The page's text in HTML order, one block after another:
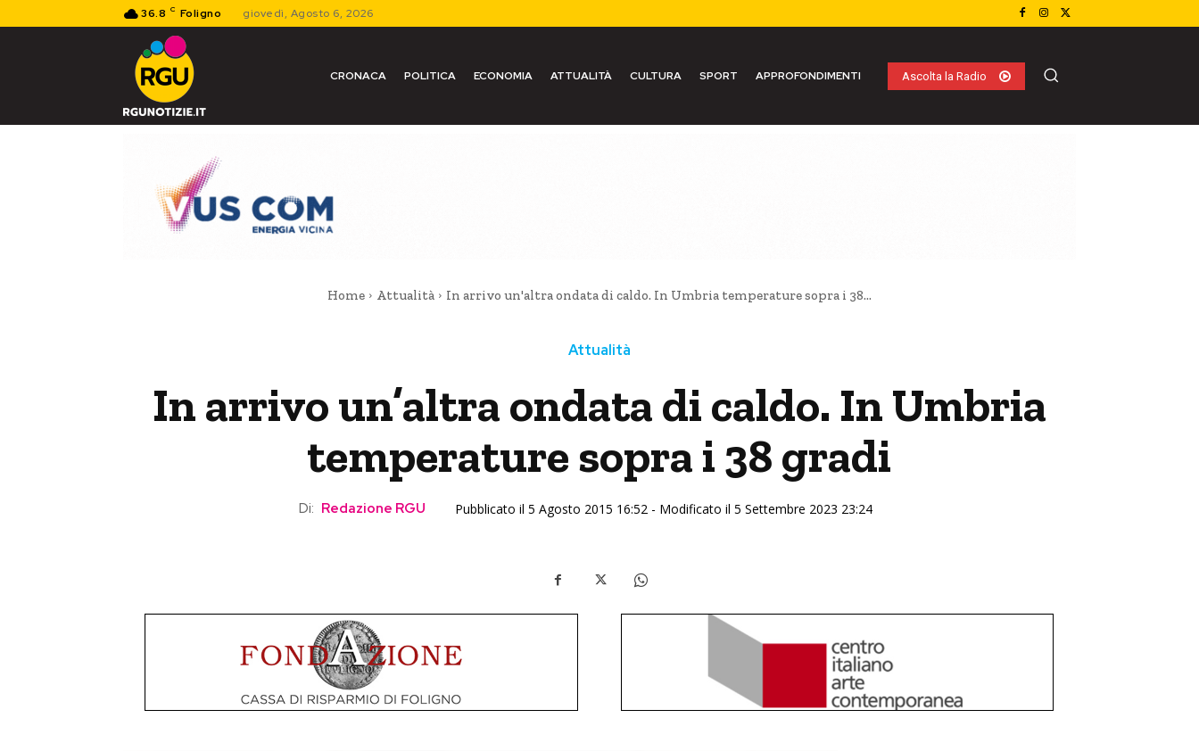
36.8 C Foligno giovedì, Agosto 6, 2026
CRONACA POLITICA ECONOMIA ATTUALITÀ CULTURA SPORT APPROFONDIMENTI Ascolta la Radio
Home Attualità In arrivo un'altra ondata di caldo. In Umbria temperature sopra i 38...
Attualità
In arrivo un’altra ondata di caldo. In Umbria
temperature sopra i 38 gradi
Di: Redazione RGU Pubblicato il 5 Agosto 2015 16:52 - Modificato il 5 Settembre 2023 23:24